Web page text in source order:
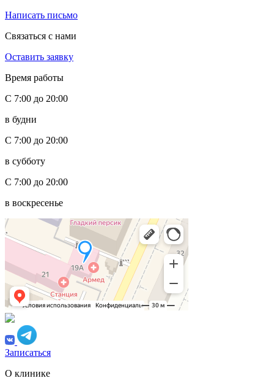
Написать письмо
Связаться с нами
Оставить заявку
Время работы
С 7:00 до 20:00
в будни
С 7:00 до 20:00
в субботу
С 7:00 до 20:00
в воскресенье
Записаться
О клинике